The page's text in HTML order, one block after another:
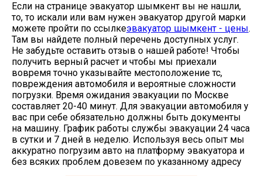
Если на странице эвакуатор шымкент вы не нашли,
то, то искали или вам нужен эвакуатор другой марки
можете пройти по ссылкеэвакуатор шымкент - цены.
Там вы найдете полный перечень доступных услуг.
Не забудьте оставить отзыв о нашей работе! Чтобы
получить верный расчет и чтобы мы приехали
вовремя точно указывайте местоположение тс,
повреждения автомобиля и вероятные сложности
погрузки. Время ожидания эвакуации по Москве
составляет 20-40 минут. Для эвакуации автомобиля у
вас при себе обязательно должны быть документы
на машину. График работы службы эвакуации 24 часа
в сутки и 7 дней в неделю. Используя весь опыт мы
аккуратно погрузим авто на платформу эвакуатора и
без всяких проблем довезем по указанному адресу